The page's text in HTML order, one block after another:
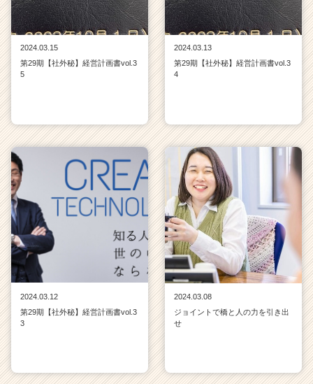
ア
キ
ャ
ア
e
e
2024.03.15
第29期【社外秘】経営計画書vol.3
5
2024.03.13
第29期【社外秘】経営計画書vol.3
4
2024.03.12
第29期【社外秘】経営計画書vol.3
3
2024.03.08
ジョイントで橋と人の力を引き出
せ